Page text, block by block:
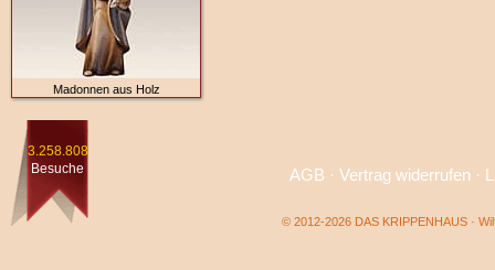
Madonnen aus Holz
3.258.808
Besuche
AGB · Vertrag widerrufen·
© 2012-2026 DAS KRIPPENHAUS ·